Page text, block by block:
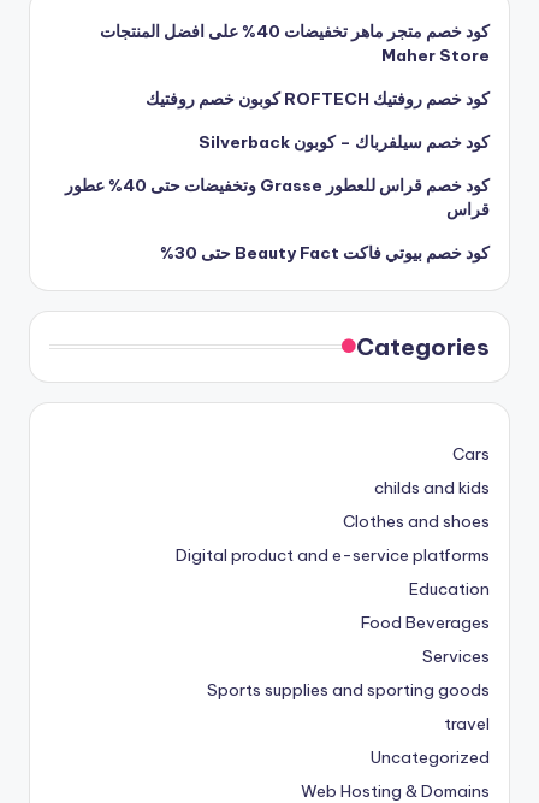
كود خصم متجر ماهر تخفيضات 40% على افضل المنتجات
Maher Store
كود خصم روفتيك ROFTECH كوبون خصم روفتيك
كود خصم سيلفرباك – كوبون Silverback
كود خصم قراس للعطور Grasse وتخفيضات حتى 40% عطور
قراس
كود خصم بيوتي فاكت Beauty Fact حتى 30%
Categories
Cars
childs and kids
Clothes and shoes
Digital product and e-service platforms
Education
Food Beverages
Services
Sports supplies and sporting goods
travel
Uncategorized
Web Hosting & Domains